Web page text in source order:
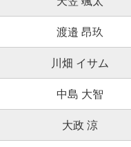
渡邉 昂玖
川畑 イサム
中島 大智
大政 涼